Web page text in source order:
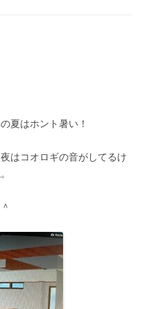
夏はホント暑い！
はコオロギの音がしてるけ